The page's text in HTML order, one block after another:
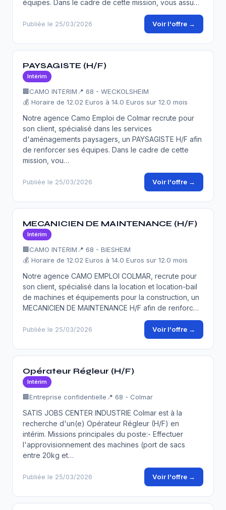
équipes. Dans le cadre de cette mission, vous assu…
Publiée le 25/03/2026 Voir l'offre →
PAYSAGISTE (H/F)
Intérim
🏢CAMO INTERIM 📍 68 - WECKOLSHEIM
💰 Horaire de 12.02 Euros à 14.0 Euros sur 12.0 mois
Notre agence Camo Emploi de Colmar recrute pour
son client, spécialisé dans les services
d'aménagements paysagers, un PAYSAGISTE H/F afin
de renforcer ses équipes. Dans le cadre de cette
mission, vou…
Publiée le 25/03/2026 Voir l'offre →
MECANICIEN DE MAINTENANCE (H/F)
Intérim
🏢CAMO INTERIM 📍 68 - BIESHEIM
💰 Horaire de 12.02 Euros à 14.0 Euros sur 12.0 mois
Notre agence CAMO EMPLOI COLMAR, recrute pour
son client, spécialisé dans la location et location-bail
de machines et équipements pour la construction, un
MECANICIEN DE MAINTENANCE H/F afin de renforc…
Publiée le 25/03/2026 Voir l'offre →
Opérateur Régleur (H/F)
Intérim
🏢Entreprise confidentielle 📍 68 - Colmar
SATIS JOBS CENTER INDUSTRIE Colmar est à la
recherche d'un(e) Opérateur Régleur (H/F) en
intérim. Missions principales du poste:- Effectuer
l'approvisionnement des machines (port de sacs
entre 20kg et…
Publiée le 25/03/2026 Voir l'offre →